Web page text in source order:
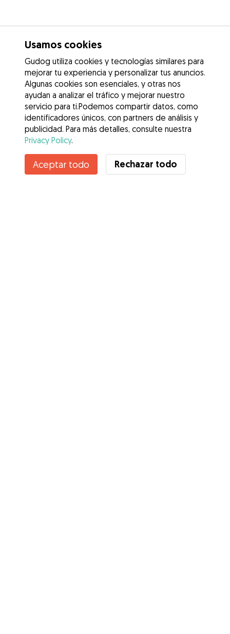
Usamos cookies
Gudog utiliza cookies y tecnologías similares para
mejorar tu experiencia y personalizar tus anuncios.
Algunas cookies son esenciales, y otras nos
ayudan a analizar el tráfico y mejorar nuestro
servicio para ti.Podemos compartir datos, como
identificadores únicos, con partners de análisis y
publicidad. Para más detalles, consulte nuestra
Privacy Policy.
Aceptar todo Rechazar todo